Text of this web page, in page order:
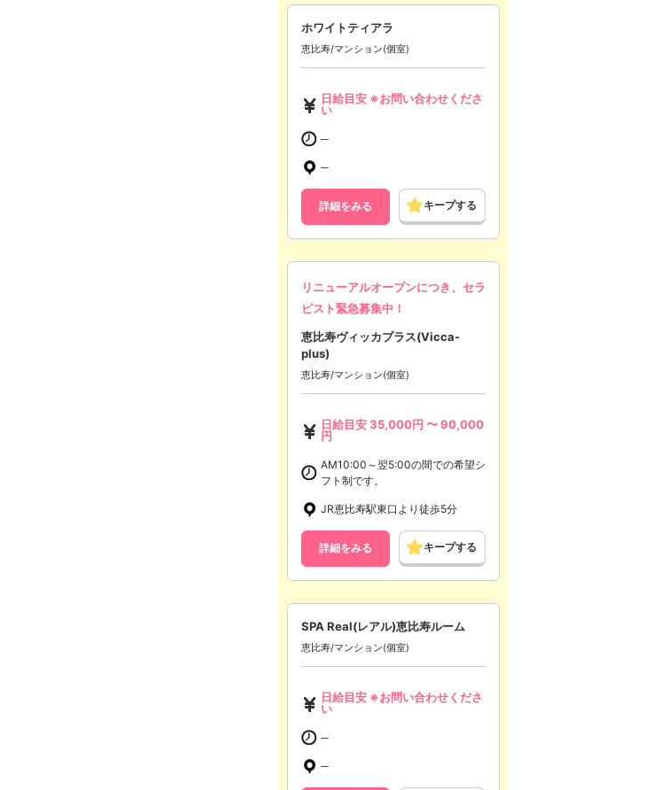
ホワイトティアラ
恵比寿/マンション(個室)
日給目安 ※お問い合わせくださ
い
─
─
詳細をみる キープする
リニューアルオープンにつき、セラ
ピスト緊急募集中！
恵比寿ヴィッカプラス(Vicca-
plus)
恵比寿/マンション(個室)
日給目安35,000円 〜90,000
円
AM10:00～翌5:00の間での希望シ
フト制です。
JR恵比寿駅東口より徒歩5分
詳細をみる キープする
SPA Real(レアル)恵比寿ルーム
恵比寿/マンション(個室)
日給目安 ※お問い合わせくださ
い
─
─